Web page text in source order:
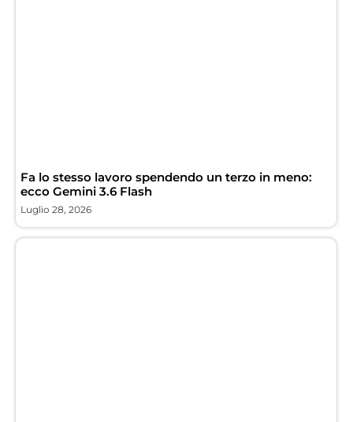
Fa lo stesso lavoro spendendo un terzo in meno:
ecco Gemini 3.6 Flash
Luglio 28, 2026